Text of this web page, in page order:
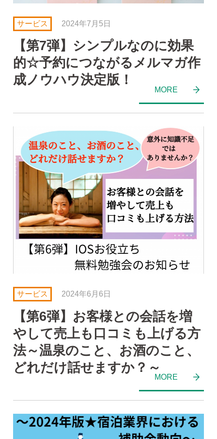
サービス 2024年7月5日
【第7弾】シンプルなのに効果
的☆予約につながるメルマガ作
成ノウハウ決定版！
サービス 2024年6月6日
【第6弾】お客様との会話を増
やして売上も口コミも上げる方
法～温泉のこと、お酒のこと、
どれだけ話せますか？～